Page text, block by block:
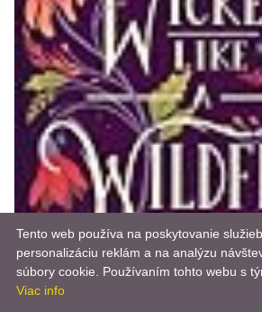
Tento web používa na poskytovanie služieb,
personalizáciu reklám a na analýzu
súbory cookie. Používaním tohto webu s
Viac info